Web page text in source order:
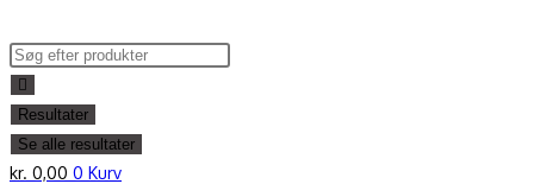
to
content
Search
...
Resultater
Se alle resultater
kr. 0,00 0 Kurv